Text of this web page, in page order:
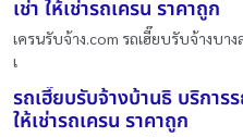
เช่า ให้เช่ารถเครน ราคาถูก
เครนรับจ้าง.com รถเฮี๊ยบรับจ้างบา
เ
รถเฮี๊ยบรับจ้างบ้านธิ บริการ
ให้เช่ารถเครน ราคาถูก